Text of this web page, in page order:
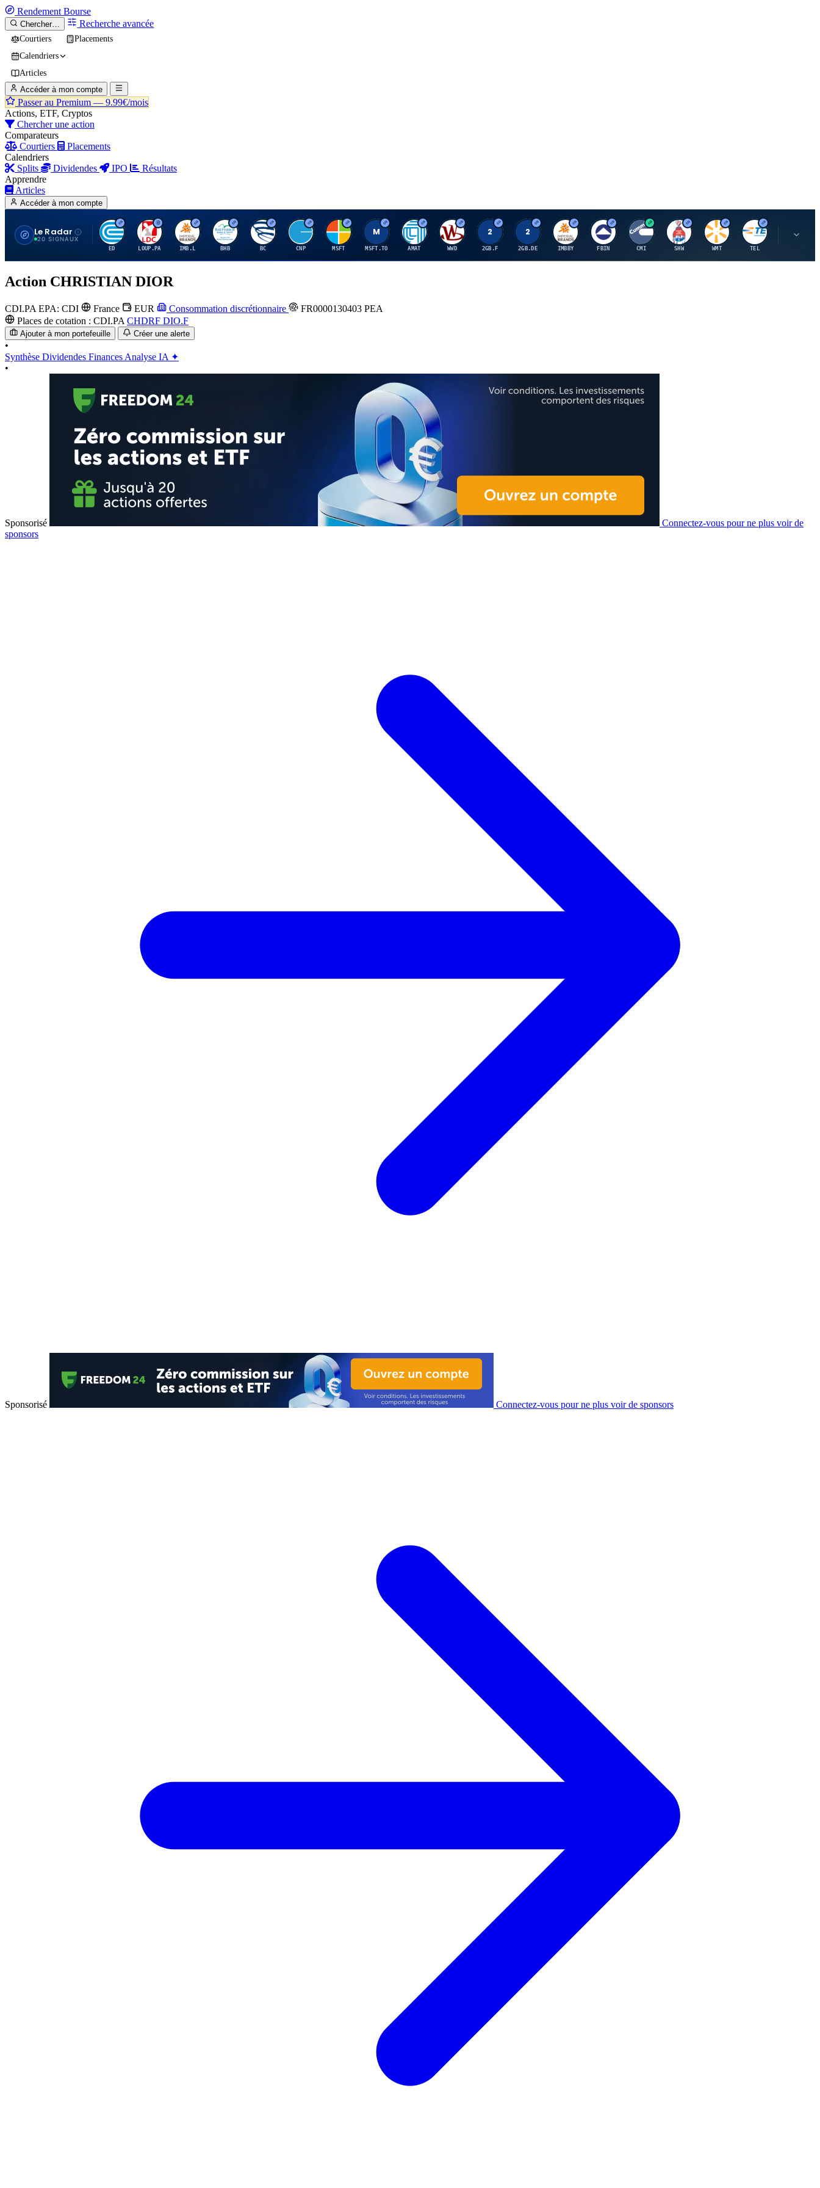
Rendement Bourse
Chercher… Recherche avancée
Courtiers
Placements
Calendriers
Articles
Accéder à mon compte
Passer au Premium — 9.99€/mois
Actions, ETF, Cryptos
Chercher une action
Comparateurs
Courtiers
Placements
Calendriers
Splits
Dividendes IPO
Résultats
Apprendre
Articles
Accéder à mon compte
Le Radar
20 SIGNAUX
C
ED
L
LOUP.PA
I
IMB.L
B
BHB
B
BC
C
CNP
M
MSFT
M
MSFT.TO
A
AMAT
W
WWD
2
2GB.F
2
2GB.DE
I
IMBBY
F
FBIN
C
CMI
S
SHW
W
WMT TEL
M
Action CHRISTIAN DIOR
CDI.PA EPA: CDI France EUR Consommation discrétionnaire FR0000130403 PEA
Places de cotation : CDI.PA CHDRF DIO.F
Ajouter à mon portefeuille Créer une alerte
•
Synthèse Dividendes Finances Analyse IA ✦
•
Sponsorisé
Connectez-vous pour ne plus voir de
sponsors
Sponsorisé Connectez-vous pour ne plus voir de sponsors